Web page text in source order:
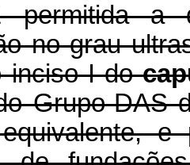
permitida a
no grau
inciso I do
Grupo-DAS